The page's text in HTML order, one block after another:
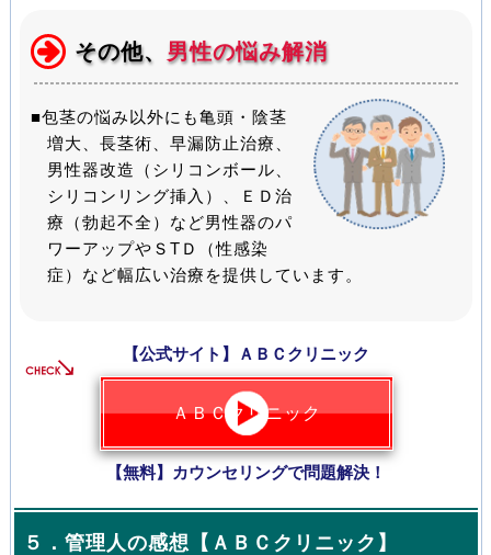
その他、 男性の悩み解消
■包茎の悩み以外にも亀頭・陰茎
増大、長茎術、早漏防止治療、
男性器改造（シリコンボール、
シリコンリング挿入）、ＥＤ治
療（勃起不全）など男性器のパ
ワーアップやＳТＤ（性感染
症）など幅広い治療を提供しています。
【公式サイト】ＡＢＣクリニック
ＡＢＣクリニック
【無料】カウンセリングで問題解決！
５．管理人の感想【ＡＢＣクリニック】